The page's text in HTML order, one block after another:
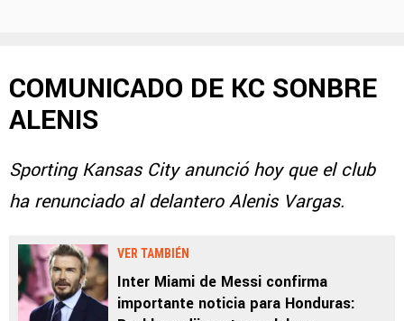
COMUNICADO DE KC SONBRE
ALENIS
Sporting Kansas City anunció hoy que el club
ha renunciado al delantero Alenis Vargas.
VER TAMBIÉN
Inter Miami de Messi confirma
importante noticia para Honduras: